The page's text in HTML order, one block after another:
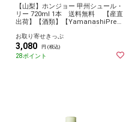
【山梨】ホンジョー 甲州シュール・
リー 720ml 1本 送料無料 【産直
出荷】【酒類】【YamanashiPremi
り寄せ グルメ 産地直送 産直
お取り寄せきっぷ
3,080 円 (税込)
28ポイント